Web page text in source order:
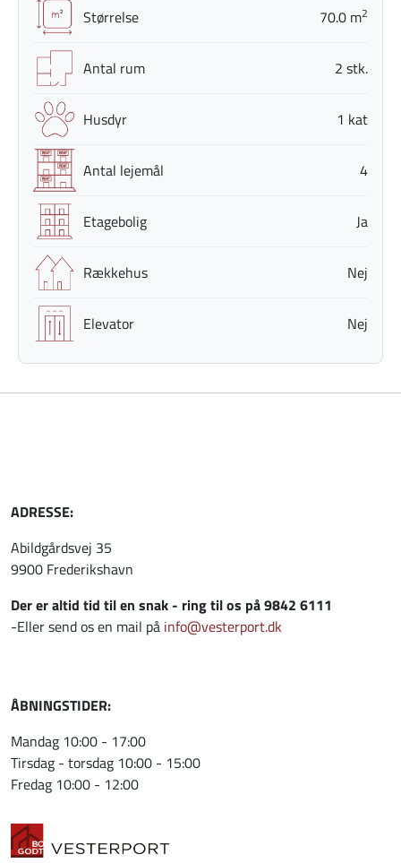
Størrelse 70.0 m2
Antal rum 2 stk.
Husdyr 1 kat
Antal lejemål 4
Etagebolig Ja
Rækkehus Nej
Elevator Nej
ADRESSE:
Abildgårdsvej 35
9900 Frederikshavn
Der er altid tid til en snak - ring til os på 9842 6111
-Eller send os en mail på info@vesterport.dk
ÅBNINGSTIDER:
Mandag 10:00 - 17:00
Tirsdag - torsdag 10:00 - 15:00
Fredag 10:00 - 12:00